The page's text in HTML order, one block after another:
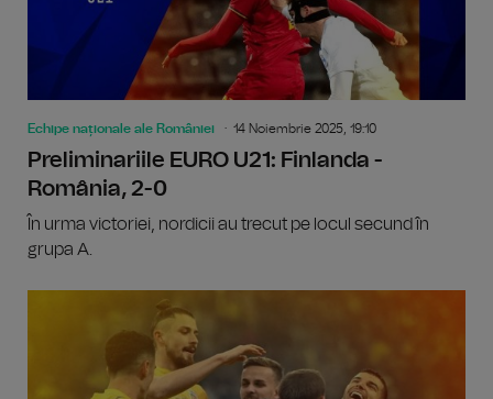
Echipe naționale ale României 14 Noiembrie 2025, 19:10
Preliminariile EURO U21: Finlanda -
România, 2-0
În urma victoriei, nordicii au trecut pe locul secund în
grupa A.